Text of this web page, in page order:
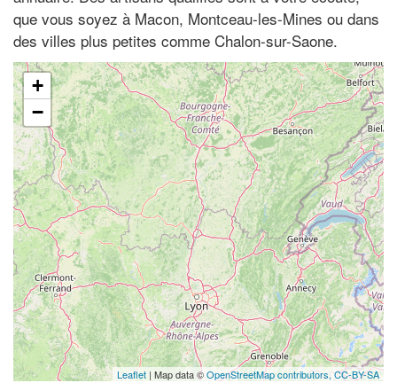
que vous soyez à Macon, Montceau-les-Mines ou dans
des villes plus petites comme Chalon-sur-Saone.
+
−
Leaflet | Map data ©OpenStreetMap contributors, CC-BY-SA